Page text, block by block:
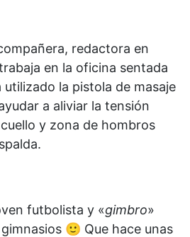
redactora en
en la oficina sentada
utilizado la pistola de masaje
a aliviar la tensión
y zona de hombros
futbolista y «gimbro»
🙂 Que hace unas